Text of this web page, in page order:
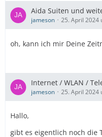
Aida Suiten und
jameson 25. April 2024
oh, kann ich mir Deine
Internet / WLAN /
jameson 25. April 2024
Hallo,
gibt es eigentlich noch die